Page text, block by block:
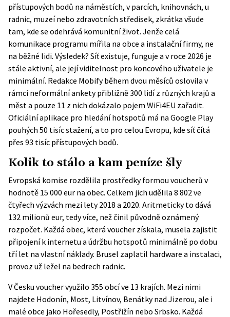
přístupových bodů na náměstích, v parcích, knihovnách, u
radnic, muzeí nebo zdravotních středisek, zkrátka všude
tam, kde se odehrává komunitní život. Jenže celá
komunikace programu mířila na obce a instalační firmy, ne
na běžné lidi. Výsledek? Síť existuje, funguje a v roce 2026 je
stále aktivní, ale její viditelnost pro koncového uživatele je
minimální. Redakce Mobify během dvou měsíců oslovila v
rámci neformální ankety přibližně 300 lidí z různých krajů a
měst a pouze 11 z nich dokázalo pojem WiFi4EU zařadit.
Oficiální aplikace pro hledání hotspotů má na Google Play
pouhých 50 tisíc stažení, a to pro celou Evropu, kde síť čítá
přes 93 tisíc přístupových bodů.
Kolik to stálo a kam peníze šly
Evropská komise rozdělila prostředky formou voucherů v
hodnotě 15 000 eur na obec. Celkem jich udělila 8 802 ve
čtyřech výzvách mezi lety 2018 a 2020. Aritmeticky to dává
132 milionů eur, tedy více, než činil původně oznámený
rozpočet. Každá obec, která voucher získala, musela zajistit
připojení k internetu a údržbu hotspotů minimálně po dobu
tří let na vlastní náklady. Brusel zaplatil hardware a instalaci,
provoz už ležel na bedrech radnic.
V Česku voucher využilo 355 obcí ve 13 krajích. Mezi nimi
najdete Hodonín, Most, Litvínov, Benátky nad Jizerou, ale i
malé obce jako Hořesedly, Postřižín nebo Srbsko. Každá